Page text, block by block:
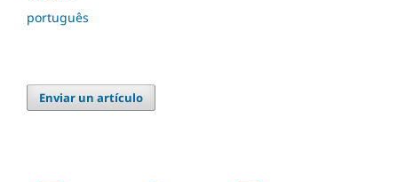
português
Enviar un artículo